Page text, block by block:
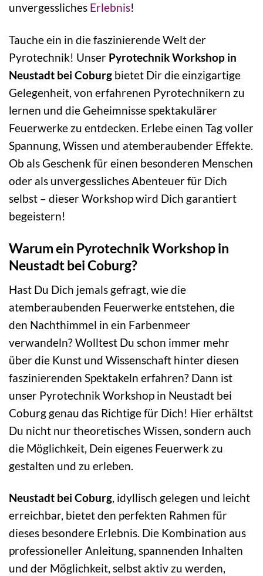
unvergessliches Erlebnis!
Tauche ein in die faszinierende Welt der
Pyrotechnik! Unser Pyrotechnik Workshop in
Neustadt bei Coburg bietet Dir die einzigartige
Gelegenheit, von erfahrenen Pyrotechnikern zu
lernen und die Geheimnisse spektakulärer
Feuerwerke zu entdecken. Erlebe einen Tag voller
Spannung, Wissen und atemberaubender Effekte.
Ob als Geschenk für einen besonderen Menschen
oder als unvergessliches Abenteuer für Dich
selbst – dieser Workshop wird Dich garantiert
begeistern!
Warum ein Pyrotechnik Workshop in
Neustadt bei Coburg?
Hast Du Dich jemals gefragt, wie die
atemberaubenden Feuerwerke entstehen, die
den Nachthimmel in ein Farbenmeer
verwandeln? Wolltest Du schon immer mehr
über die Kunst und Wissenschaft hinter diesen
faszinierenden Spektakeln erfahren? Dann ist
unser Pyrotechnik Workshop in Neustadt bei
Coburg genau das Richtige für Dich! Hier erhältst
Du nicht nur theoretisches Wissen, sondern auch
die Möglichkeit, Dein eigenes Feuerwerk zu
gestalten und zu erleben.
Neustadt bei Coburg, idyllisch gelegen und leicht
erreichbar, bietet den perfekten Rahmen für
dieses besondere Erlebnis. Die Kombination aus
professioneller Anleitung, spannenden Inhalten
und der Möglichkeit, selbst aktiv zu werden,